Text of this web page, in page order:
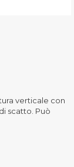
verticale con
scatto. Può